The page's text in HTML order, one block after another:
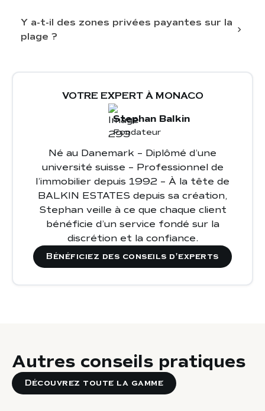
son accès direct à la mer
Y a-t-il des zones privées payantes sur la
plage ?
davantage de confort et d'intimité
VOTRE EXPERT À MONACO
Stephan Balkin
Fondateur
Né au Danemark – Diplômé d’une
université suisse – Professionnel de
l’immobilier depuis 1992 – À la tête de
BALKIN ESTATES depuis sa création,
Stephan veille à ce que chaque client
bénéficie d’un service fondé sur la
discrétion et la confiance.
Bénéficiez des conseils d'experts
Autres conseils pratiques
Découvrez toute la gamme